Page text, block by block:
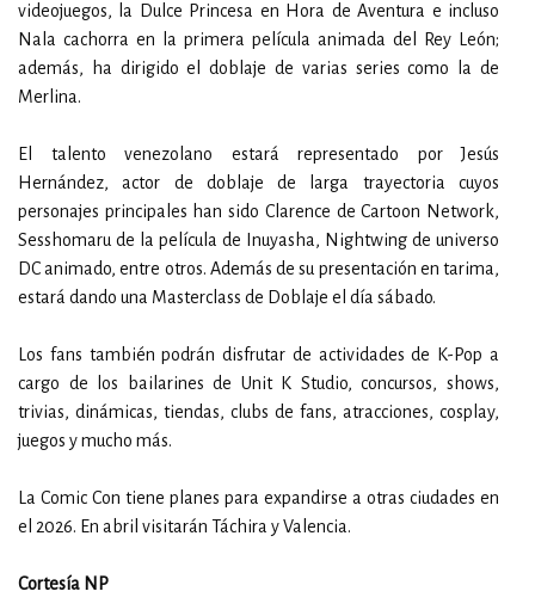
videojuegos, la Dulce Princesa en Hora de Aventura e incluso
Nala cachorra en la primera película animada del Rey León;
además, ha dirigido el doblaje de varias series como la de
Merlina.
El talento venezolano estará representado por Jesús
Hernández, actor de doblaje de larga trayectoria cuyos
personajes principales han sido Clarence de Cartoon Network,
Sesshomaru de la película de Inuyasha, Nightwing de universo
DC animado, entre otros. Además de su presentación en tarima,
estará dando una Masterclass de Doblaje el día sábado.
Los fans también podrán disfrutar de actividades de K-Pop a
cargo de los bailarines de Unit K Studio, concursos, shows,
trivias, dinámicas, tiendas, clubs de fans, atracciones, cosplay,
juegos y mucho más.
La Comic Con tiene planes para expandirse a otras ciudades en
el 2026. En abril visitarán Táchira y Valencia.
Cortesía NP